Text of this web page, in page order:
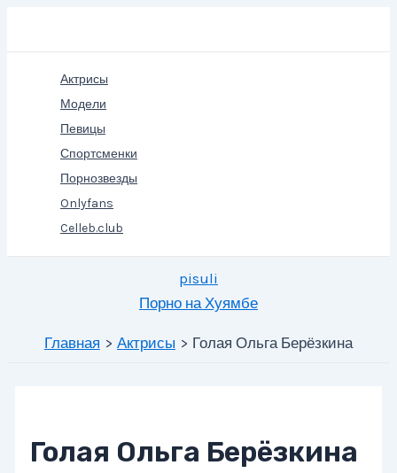
Актрисы
Модели
Певицы
Спортсменки
Порнозвезды
Onlyfans
Celleb.club
pisuli
Порно на Хуямбе
Главная Актрисы Голая Ольга Берёзкина
Голая Ольга Берёзкина